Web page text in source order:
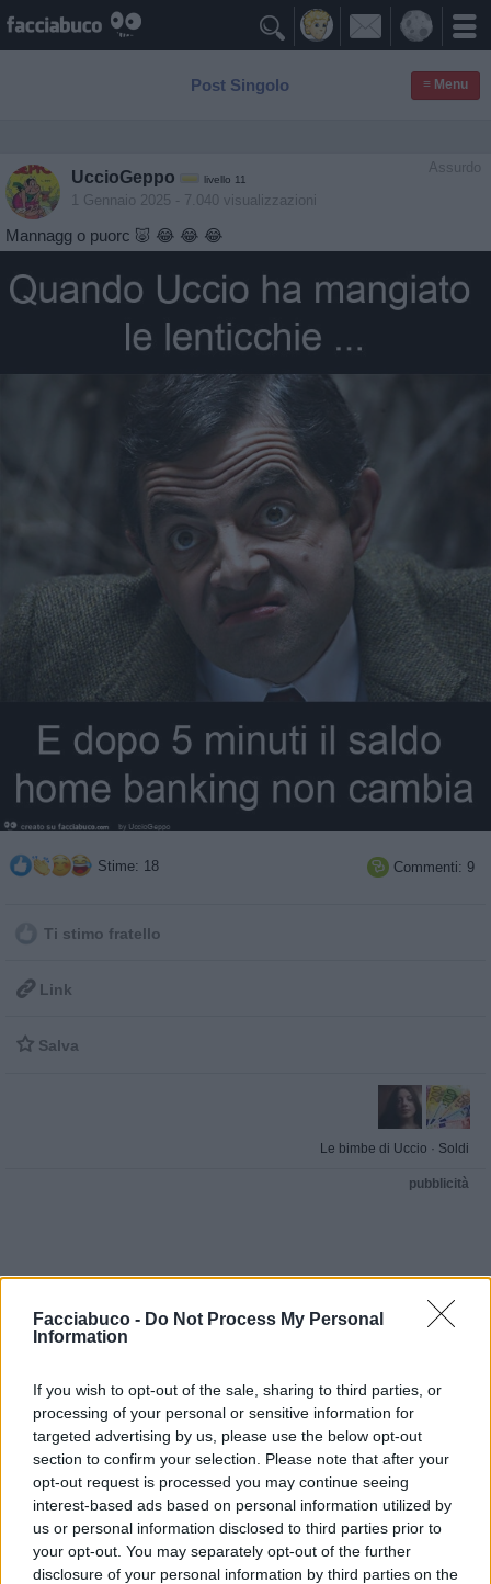
Facciabuco - Do Not Process My Personal
Information
If you wish to opt-out of the sale, sharing to third parties, or
processing of your personal or sensitive information for
targeted advertising by us, please use the below opt-out
section to confirm your selection. Please note that after your
opt-out request is processed you may continue seeing
interest-based ads based on personal information utilized by
us or personal information disclosed to third parties prior to
your opt-out. You may separately opt-out of the further
disclosure of your personal information by third parties on the

Post Singolo ≡ Menu
Assurdo
UccioGeppo livello 11
1 Gennaio 2025 - 7.040 visualizzazioni
Mannagg o puorc 🐷 😂 😂 😂
Stime: 18  Commenti: 9
Ti stimo fratello
 Link
 Salva
Le bimbe di Uccio · Soldi
pubblicità